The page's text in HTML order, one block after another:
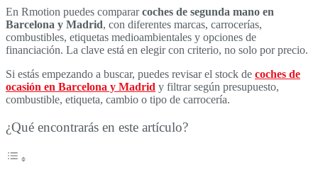
En Rmotion puedes compararcoches de segunda mano en
Barcelona y Madrid, con diferentes marcas, carrocerías,
combustibles, etiquetas medioambientales y opciones de
financiación. La clave está en elegir con criterio, no solo por precio.
Si estás empezando a buscar, puedes revisar el stock de coches de
ocasión en Barcelona y Madrid y filtrar según presupuesto,
combustible, etiqueta, cambio o tipo de carrocería.
¿Qué encontrarás en este artículo?